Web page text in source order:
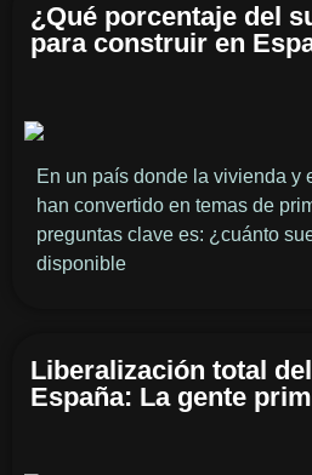
¿Qué porcentaje del
para construir en
En un país donde la vivienda y
han convertido en temas de
preguntas clave es: ¿cuánto
disponible
Liberalización total
España: La gente